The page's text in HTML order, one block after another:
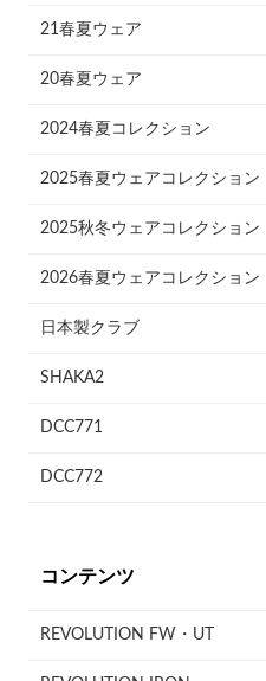
21春夏ウェア
20春夏ウェア
2024春夏コレクション
2025春夏ウェアコレクション
2025秋冬ウェアコレクション
2026春夏ウェアコレクション
日本製クラブ
SHAKA2
DCC771
DCC772
コンテンツ
REVOLUTION FW・UT